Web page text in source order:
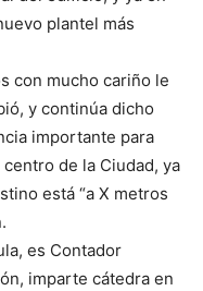
plantel más
con mucho cariño le
y continúa dicho
importante para
de la Ciudad, ya
está “a X metros
es Contador
imparte cátedra en